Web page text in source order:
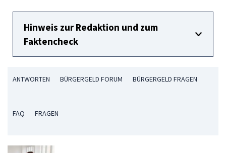
Hinweis zur Redaktion und zum
Faktencheck
ANTWORTEN BÜRGERGELD FORUM BÜRGERGELD FRAGEN
FAQ FRAGEN